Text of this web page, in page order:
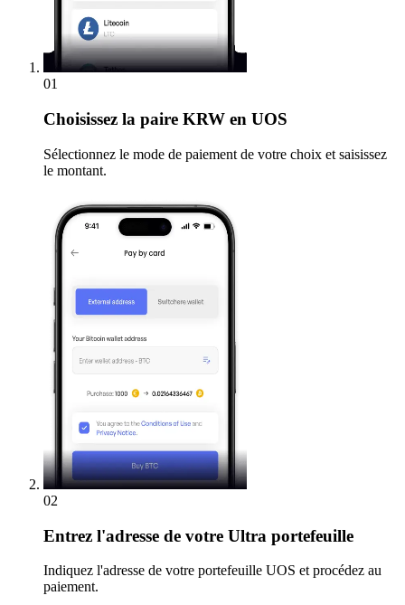
01
Choisissez la paire KRW en UOS
Sélectionnez le mode de paiement de votre choix et saisissez
le montant.
02
Entrez l'adresse de votre Ultra portefeuille
Indiquez l'adresse de votre portefeuille UOS et procédez au
paiement.